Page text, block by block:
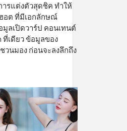
ารแต่งตัวสุดชิค ทำให้
อต ที่มีเอกลักษณ์
ลเปิดวาร์ป คอนเทนต์
ที่เดียว ข้อมูลของ
วนมอง ก่อนจะลงลึกถึง